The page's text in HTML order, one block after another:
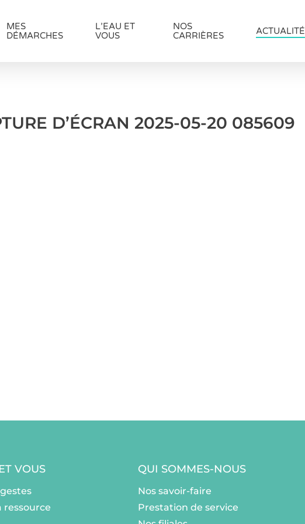
MES
DÉMARCHES
L’EAU ET
VOUS
NOS
CARRIÈRES
ACTUALITÉ
D’ÉCRAN 2025-05-20 085609
VOUS
ressource
QUI SOMMES-NOUS
Nos savoir-faire
Prestation de service